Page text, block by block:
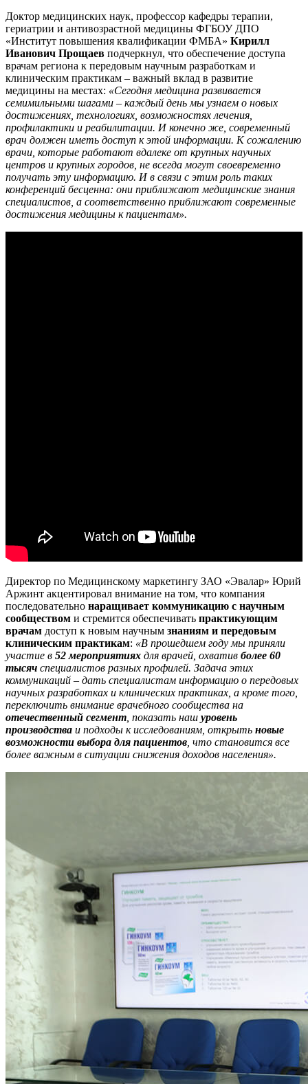
Доктор медицинских наук, профессор кафедры терапии,
гериатрии и антивозрастной медицины ФГБОУ ДПО
«Институт повышения квалификации ФМБА» Кирилл
Иванович Прощаев подчеркнул, что обеспечение доступа
врачам региона к передовым научным разработкам и
клиническим практикам – важный вклад в развитие
медицины на местах: «Сегодня медицина развивается
семимильными шагами – каждый день мы узнаем о новых
достижениях, технологиях, возможностях лечения,
профилактики и реабилитации. И конечно же, современный
врач должен иметь доступ к этой информации. К сожалению
врачи, которые работают вдалеке от крупных научных
центров и крупных городов, не всегда могут своевременно
получать эту информацию. И в связи с этим роль таких
конференций бесценна: они приближают медицинские знания
специалистов, а соответственно приближают современные
достижения медицины к пациентам».
Директор по Медицинскому маркетингу ЗАО «Эвалар» Юрий
Аржинт акцентировал внимание на том, что компания
последовательно наращивает коммуникацию с научным
сообществом и стремится обеспечивать практикующим
врачам доступ к новым научным знаниям и передовым
клиническим практикам: «В прошедшем году мы приняли
участие в 52 мероприятиях для врачей, охватив более 60
тысяч специалистов разных профилей. Задача этих
коммуникаций – дать специалистам информацию о передовых
научных разработках и клинических практиках, а кроме того,
переключить внимание врачебного сообщества на
отечественный сегмент , показать наш уровень
производства и подходы к исследованиям, открыть новые
возможности выбора для пациентов , что становится все
более важным в ситуации снижения доходов населения».